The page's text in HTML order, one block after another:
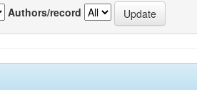
Authors/record